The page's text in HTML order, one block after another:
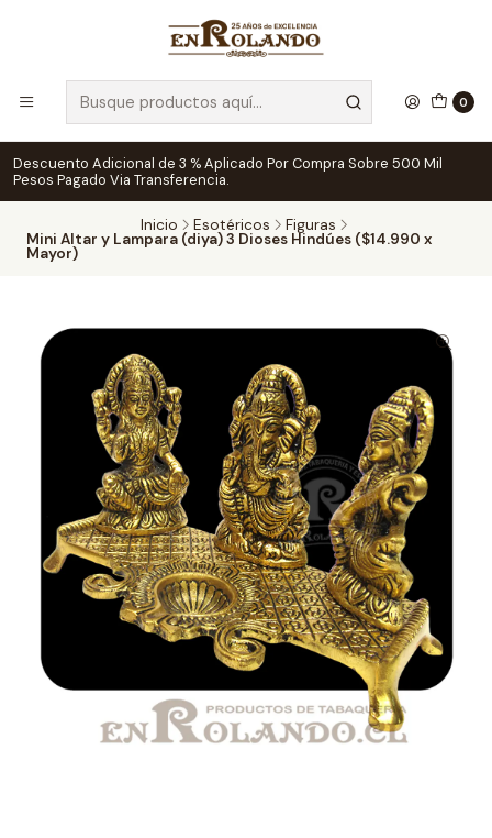
0
Descuento Adicional de 3 % Aplicado Por Compra Sobre 500 Mil
Pesos Pagado Via Transferencia.
Inicio Esotéricos Figuras
Mini Altar y Lampara (diya) 3 Dioses Hindúes ($14.990 x
Mayor)